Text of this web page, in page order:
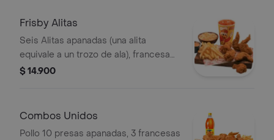
Frisby Alitas
Seis Alitas apanadas (una alita
equivale a un trozo de ala), francesa
mediana (75gr), ensalada de repollo
$ 14.900
Combos Unidos
Pollo 10 presas apanadas, 3 francesas